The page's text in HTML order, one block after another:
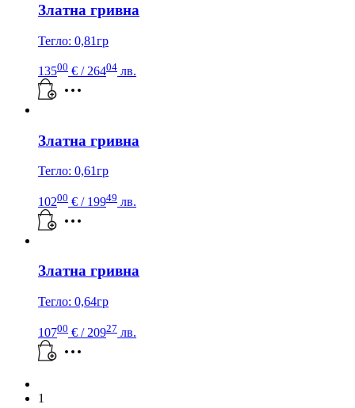
Златна гривна
Тегло: 0,81гр
13500 € / 26404 лв.
Златна гривна
Тегло: 0,61гр
10200 € / 19949 лв.
Златна гривна
Тегло: 0,64гр
10700 € / 20927 лв.
1